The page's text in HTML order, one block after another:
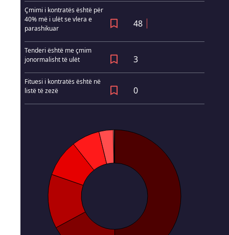
Çmimi i kontratës është për
40% më i ulët se vlera e
parashikuar
48
Tenderi është me çmim
jonormalisht të ulët
3
Fituesi i kontratës është në
listë të zezë
0